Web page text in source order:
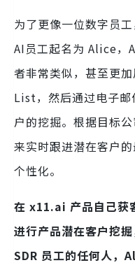
为了更像一位数字员
AI员工起名为 Alice，
者非常类似，甚至更
List，然后通过电子
户的挖掘。根据目标
来实时跟进潜在客户
个性化。
在 x11.ai 产品自己获
进行产品潜在客户挖
SDR 员工的任何人，